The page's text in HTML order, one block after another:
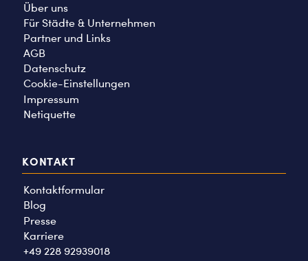
Über uns
Für Städte & Unternehmen
Partner und Links
AGB
Datenschutz
Cookie-Einstellungen
Impressum
Netiquette
KONTAKT
Kontaktformular
Blog
Presse
Karriere
+49 228 92939018